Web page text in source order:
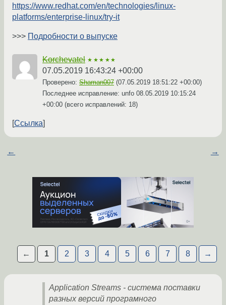
https://www.redhat.com/en/technologies/linux-
platforms/enterprise-linux/try-it
>>> Подробности о выпуске
Korchevatel ★★★★★
07.05.2019 16:43:24 +00:00
Проверено: Shaman007 (07.05.2019 18:51:22 +00:00)
Последнее исправление: unfo 08.05.2019 10:15:24
+00:00 (всего исправлений: 18)
Ссылка
← →
← 1 2 3 4 5 6 7 8 →
Application Streams - система поставки
разных версий програмного